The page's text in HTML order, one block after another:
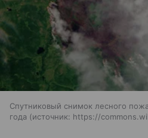
Спутниковый снимок лесного
года
источник: https://